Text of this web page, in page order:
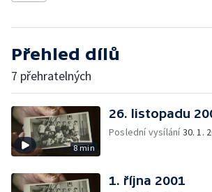
Přehled dílů
7 přehratelných
8 min
26. listopadu
Poslední vysílání30. 1.
1. října 2001